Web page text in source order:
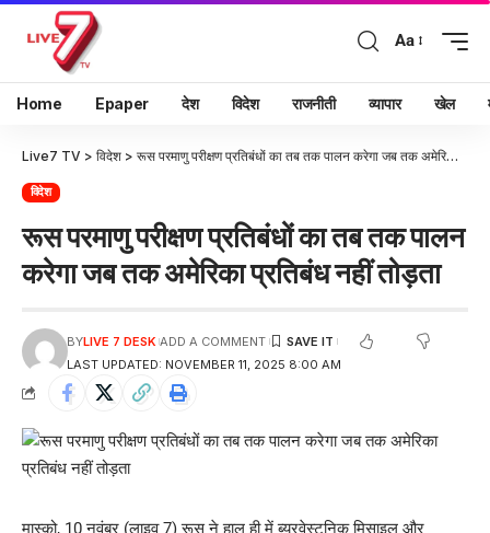
Aa
Home Epaper देश विदेश राजनीती व्यापार खेल
Live7 TV > विदेश > रूस परमाणु परीक्षण प्रतिबंधों का तब तक पालन करेगा जब तक अमेरिका प्रतिबंध नहीं तोड़ता
विदेश
रूस परमाणु परीक्षण प्रतिबंधों का तब तक पालन
करेगा जब तक अमेरिका प्रतिबंध नहीं तोड़ता
LAST UPDATED: NOVEMBER 11, 2025 8:00 AM
BYLIVE 7 DESK ADD A COMMENT
मास्को, 10 नवंबर (लाइव 7) रूस ने हाल ही में ब्यूरवेस्टनिक मिसाइल और